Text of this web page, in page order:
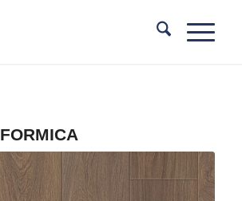
FORMICA